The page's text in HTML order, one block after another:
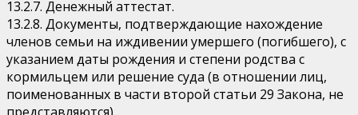
13.2.7. Денежный аттестат.
13.2.8. Документы, подтверждающие нахождение
членов семьи на иждивении умершего (погибшего), с
указанием даты рождения и степени родства с
кормильцем или решение суда (в отношении лиц,
поименованных в части второй статьи 29 Закона, не